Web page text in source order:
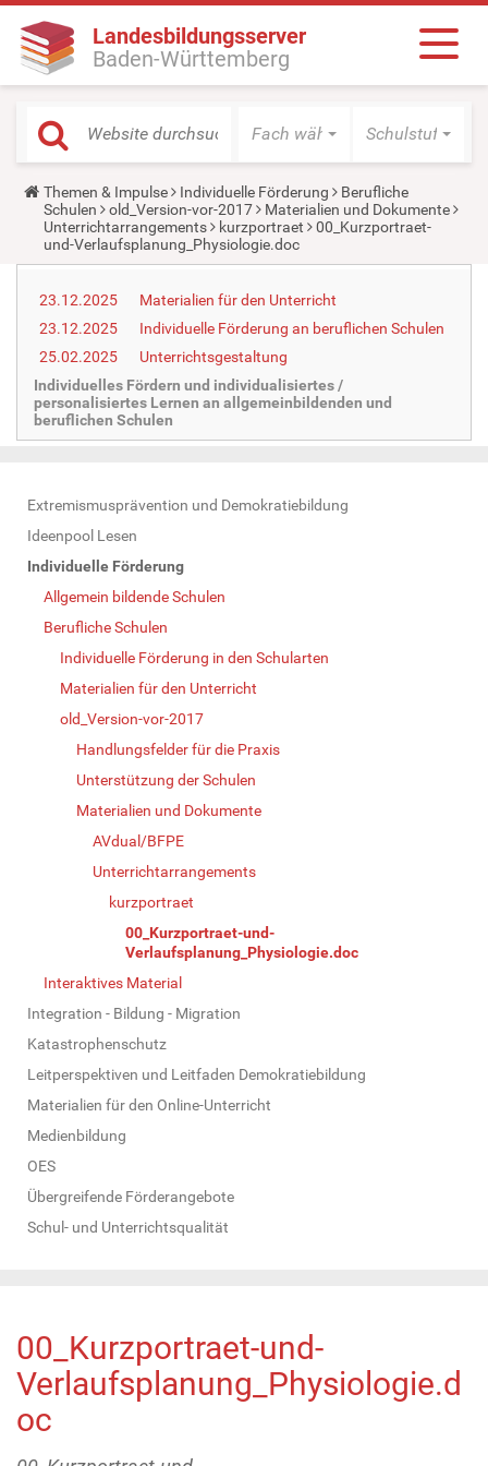
Landesbildungsserver
Baden-Württemberg
Fach wählen Schulstufe
Y
o
u
a
r
h
r
e
:
Themen & Impulse Individuelle Förderung
Berufliche
Schulen
old_Version-vor-2017
Materialien und Dokumente
Unterrichtarrangements
kurzportraet
00_Kurzportraet-
und-Verlaufsplanung_Physiologie.doc
23.12.2025
Materialien für den Unterricht
23.12.2025
Individuelle Förderung an beruflichen Schulen
25.02.2025
Unterrichtsgestaltung
Individuelles Fördern und individualisiertes /
personalisiertes Lernen an allgemeinbildenden und
beruflichen Schulen
N
a
v
Extremismusprävention und Demokratiebildung
Ideenpool Lesen
Individuelle Förderung
Allgemein bildende Schulen
Berufliche Schulen
Individuelle Förderung in den Schularten
Materialien für den Unterricht
old_Version-vor-2017
Handlungsfelder für die Praxis
Unterstützung der Schulen
Materialien und Dokumente
AVdual/BFPE
Unterrichtarrangements
kurzportraet
00_Kurzportraet-und-
Verlaufsplanung_Physiologie.doc
Interaktives Material
Integration - Bildung - Migration
Katastrophenschutz
Leitperspektiven und Leitfaden Demokratiebildung
Materialien für den Online-Unterricht
Medienbildung
OES
Übergreifende Förderangebote
Schul- und Unterrichtsqualität
00_Kurzportraet-und-
Verlaufsplanung_Physiologie.d
oc